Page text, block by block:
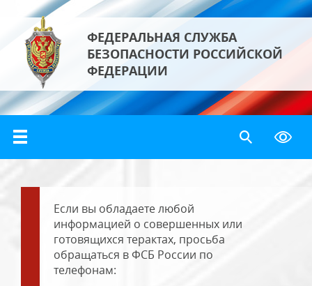
ФЕДЕРАЛЬНАЯ СЛУЖБА
БЕЗОПАСНОСТИ РОССИЙСКОЙ
ФЕДЕРАЦИИ
Если вы обладаете любой
информацией о совершенных или
готовящихся терактах, просьба
обращаться в ФСБ России по
телефонам: